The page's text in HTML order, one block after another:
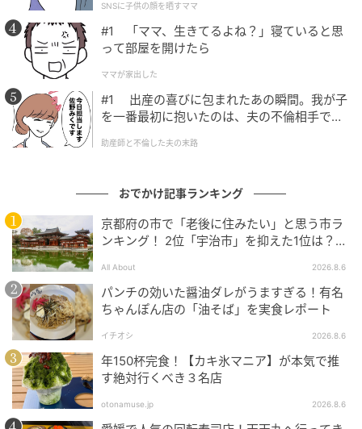
両親の離婚で父親と離れて暮らすことになった甥っ子
たち。少しでも力になってあげたいという夫の気持ち
も分かります。別に毎日のように助けてあげるわけじ
ゃない……そう考えると我慢できないこともありませ
ん。でも……。
出典：select.mamastar.jp
SNSに子供の顔を晒すママ
#1 「ママ、生きてるよね？」寝ていると思
って部屋を開けたら
ママが家出した
#1 出産の喜びに包まれたあの瞬間。我が子
を一番最初に抱いたのは、夫の不倫相手でし
助産師と不倫した夫の末路
おでかけ記事ランキング
京都府の市で「老後に住みたい」と思う市ラ
ンキング！ 2位「宇治市」を抑えた1位は？
All About 2026.8.6
パンチの効いた醤油ダレがうますぎる！有名
ちゃんぽん店の「油そば」を実食レポート
イチオシ 2026.8.6
年150杯完食！【カキ氷マニア】が本気で推
す絶対行くべき３名店
otonamuse.jp 2026.8.6